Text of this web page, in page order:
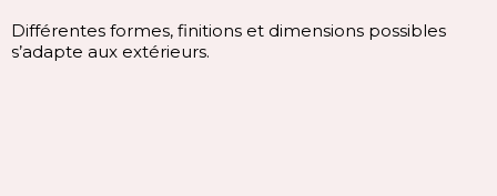
Cette vasque intégrée monobloc est conçue dans la
continuité du plan, sans rupture visuelle. Elle offre